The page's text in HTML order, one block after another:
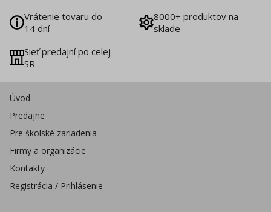
Vrátenie tovaru do
14 dní
8000+ produktov na
sklade
Sieť predajní po celej
SR
Úvod
Predajne
Pre školské zariadenia
Firmy a organizácie
Kontakty
Registrácia / Prihlásenie